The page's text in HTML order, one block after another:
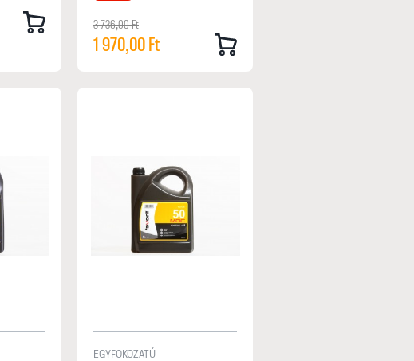
3 736,00 Ft
1 970,00 Ft
EGYFOKOZATÚ